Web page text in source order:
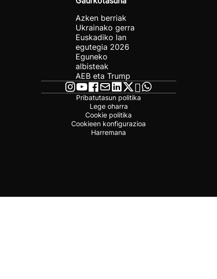
Azken berriak
Ukrainako gerra
Euskadiko lan
egutegia 2026
Eguneko
albisteak
AEB eta Trump
Pribatutasun politika
Lege oharra
Cookie politika
Cookieen konfigurazioa
Harremana